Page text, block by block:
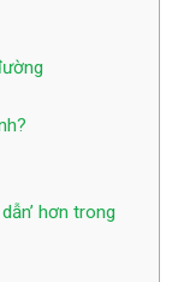
hơn trong